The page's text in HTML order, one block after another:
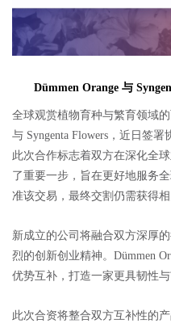
Dümmen Orange 与
全球观赏植物育种与繁育领域
与 Syngenta Flowers，近日签
此次合作标志着双方在深化全
了重要一步，旨在更好地服务
准该交易，最终交割仍需获得
新成立的公司将融合双方深厚
烈的创新创业精神。 Dümmen
优势互补，打造一家更具韧性与
此次合资将整合双方互补性的